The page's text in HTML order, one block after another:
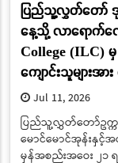
ပြည်သူ့လွှတ်တော်
နေ့သို့ လာရောက်လ
College (ILC) မှ
ကျောင်းသူများအ
Jul 11, 2026
ပြည်သူ့လွှတ်တော်ဥက္က
မောင်မောင်အုန်း
မှန်အစည်းအဝေး ၂